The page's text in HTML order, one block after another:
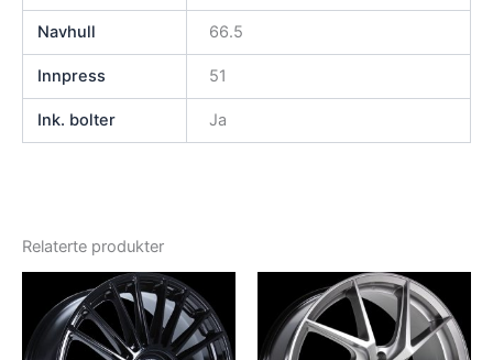
Navhull 66.5
Innpress 51
Ink. bolter Ja
Relaterte produkter